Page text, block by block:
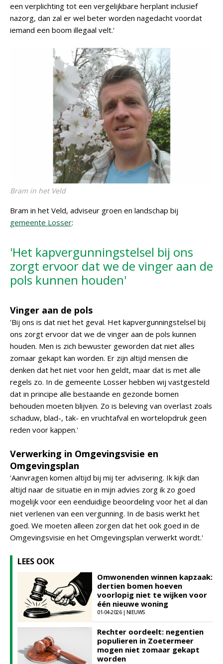
een verplichting tot een vergelijkbare herplant inclusief
nazorg, dan zal er wel beter worden nagedacht voordat
iemand een boom illegaal velt.'
Bram in het Veld
Bram in het Veld, adviseur groen en landschap bij
gemeente Losser:
'Het kapvergunningstelsel bij ons
zorgt ervoor dat we de vinger aan de
pols kunnen houden'
Vinger aan de pols
'Bij ons is dat niet het geval. Het kapvergunningstelsel bij
ons zorgt ervoor dat we de vinger aan de pols kunnen
houden. Men is zich bewuster geworden dat niet alles
zomaar gekapt kan worden. Er zijn altijd mensen die
denken dat het niet voor hen geldt, maar dat is met alle
regels zo. In de gemeente Losser hebben wij vastgesteld
dat in principe alle bestaande en gezonde bomen
behouden moeten blijven. Zo is beleving van overlast zoals
schaduw, blad-, tak- en vruchtafval en wortelopdruk geen
reden voor kappen.'
Verwerking in Omgevingsvisie en
Omgevingsplan
'Aanvragen komen altijd bij mij ter advisering. Ik kijk dan
altijd naar de situatie en in mijn advies zorg ik zo goed
mogelijk voor een eenduidige beoordeling voor het al dan
niet verlenen van een vergunning. In de basis werkt het
goed. We moeten alleen zorgen dat het ook goed in de
Omgevingsvisie en het Omgevingsplan verwerkt wordt.'
LEES OOK
Omwonenden winnen kapzaak:
dertien bomen hoeven
voorlopig niet te wijken voor
één nieuwe woning
01-04-2026 | NIEUWS
Rechter oordeelt: negentien
populieren in Zoetermeer
mogen niet zomaar gekapt
worden